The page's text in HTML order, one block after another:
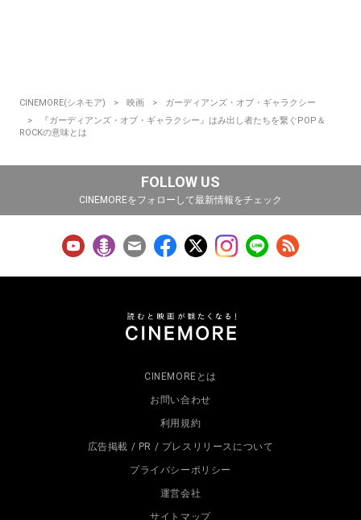
CINEMORE(シネモア) 映画
ガーディアンズ・オブ・ギャラクシー
『ガーディアンズ・オブ・ギャラクシー』はみ出し者たちを繋ぐPOP＆
ROCKの意味とは
FOLLOW US
CINEMOREをフォローして最新情報をチェック
CINEMOREとは
お問い合わせ
利用規約
広告掲載 / PR / プレスリリースについて
プライバシーポリシー
運営会社
サイトマップ